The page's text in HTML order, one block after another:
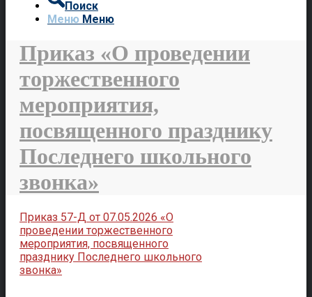
Поиск
Меню Меню
Приказ «О проведении
торжественного
мероприятия,
посвященного празднику
Последнего школьного
звонка»
Приказ 57-Д от 07.05.2026 «О
проведении торжественного
мероприятия, посвященного
празднику Последнего школьного
звонка»